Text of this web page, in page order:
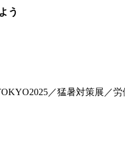
う
／猛暑対策展／